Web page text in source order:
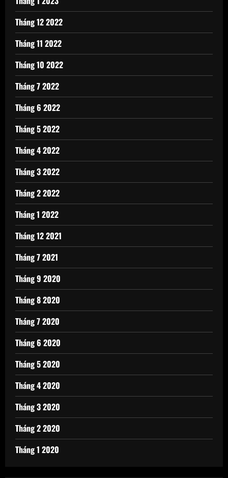
Tháng 12 2022
Tháng 11 2022
Tháng 10 2022
Tháng 7 2022
Tháng 6 2022
Tháng 5 2022
Tháng 4 2022
Tháng 3 2022
Tháng 2 2022
Tháng 1 2022
Tháng 12 2021
Tháng 7 2021
Tháng 9 2020
Tháng 8 2020
Tháng 7 2020
Tháng 6 2020
Tháng 5 2020
Tháng 4 2020
Tháng 3 2020
Tháng 2 2020
Tháng 1 2020